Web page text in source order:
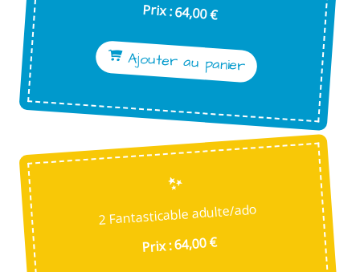
Prix : 64,00 €
Ajouter au panier
2 Fantasticable adulte/ado
Prix : 64,00 €